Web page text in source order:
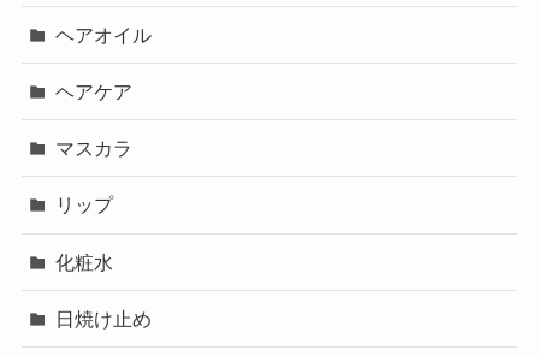
ヘアオイル
ヘアケア
マスカラ
リップ
化粧水
日焼け止め